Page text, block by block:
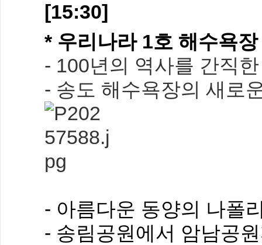
[15:30]
* 우리나라 1호 해수욕
- 100년의 역사를 간직
- 송도 해수욕장의 새로
- 아름다운 동양의 나폴
- 송림공원에서 암남공